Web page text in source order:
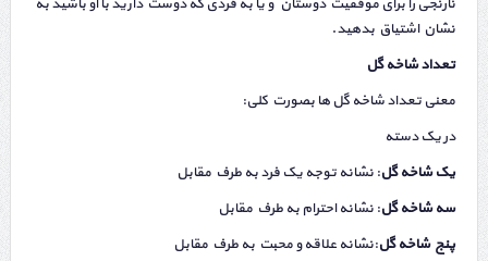
نشان اشتیاق بدهید.
تعداد شاخه گل
معنی تعداد شاخه گل ها بصورت کلی:
در یک دسته
یک شاخه گل: نشانه توجه یک فرد به طرف مقابل
سه شاخه گل: نشانه احترام به طرف مقابل
پنج شاخه گل:نشانه علاقه و محبت به طرف مقابل